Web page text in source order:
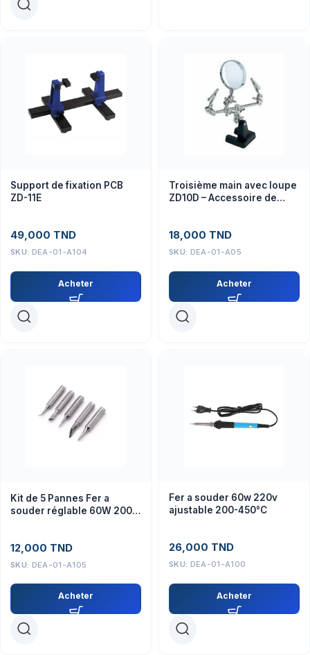
Support de fixation PCB
ZD-11E
49,000 TND
SKU: DEA-01-A104
Acheter
Troisième main avec loupe
ZD10D – Accessoire de
18,000 TND
SKU: DEA-01-A05
Acheter
Kit de 5 Pannes Fer a
souder réglable 60W 200-
12,000 TND
SKU: DEA-01-A105
Acheter
Fer a souder 60w 220v
ajustable 200-450°C
26,000 TND
SKU: DEA-01-A100
Acheter